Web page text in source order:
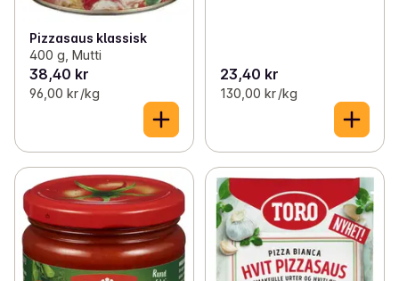
Pizzasaus klassisk
400 g, Mutti
38,40 kr
96,00 kr /kg
23,40 kr
130,00 kr /kg